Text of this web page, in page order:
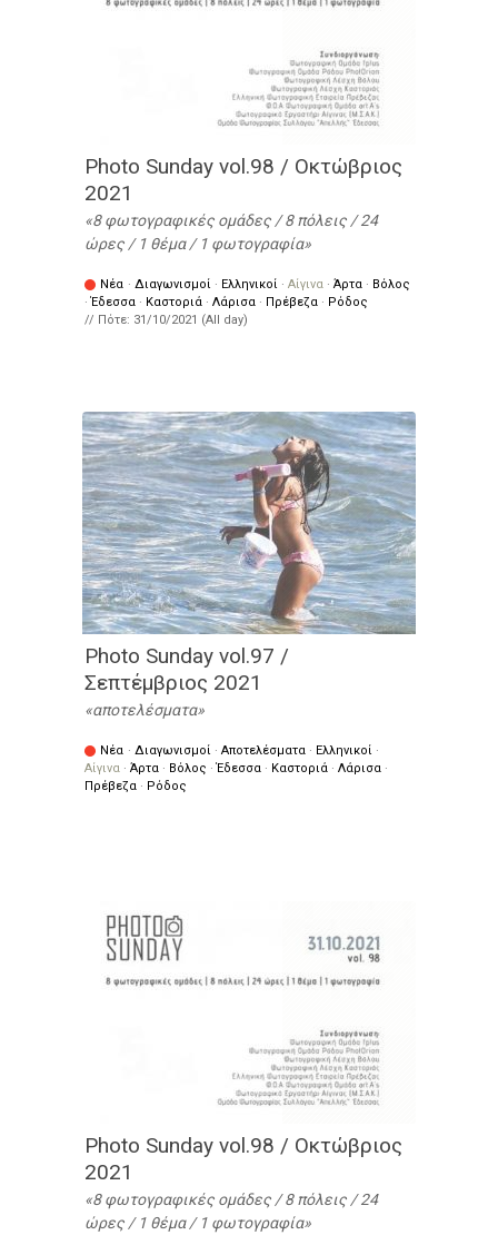
Photo Sunday vol.98 / Οκτώβριος
2021
8 φωτογραφικές ομάδες / 8 πόλεις / 24
ώρες / 1 θέμα / 1 φωτογραφία
Νέα · Διαγωνισμοί · Ελληνικοί · Αίγινα · Άρτα · Βόλος
·Έδεσσα · Καστοριά · Λάρισα · Πρέβεζα · Ρόδος
// Πότε: 31/10/2021 (All day)
Photo Sunday vol.97 /
Σεπτέμβριος 2021
αποτελέσματα
Νέα · Διαγωνισμοί · Αποτελέσματα · Ελληνικοί ·
Αίγινα · Άρτα · Βόλος ·Έδεσσα · Καστοριά · Λάρισα ·
Πρέβεζα · Ρόδος
Photo Sunday vol.98 / Οκτώβριος
2021
8 φωτογραφικές ομάδες / 8 πόλεις / 24
ώρες / 1 θέμα / 1 φωτογραφία